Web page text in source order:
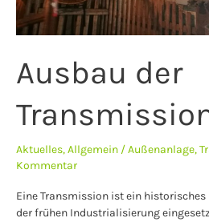
Ausbau der
Aktuelles,Allgemein /Außenanlage,
Kommentar
Eine Transmission ist ein
der frühen Industrialisierung